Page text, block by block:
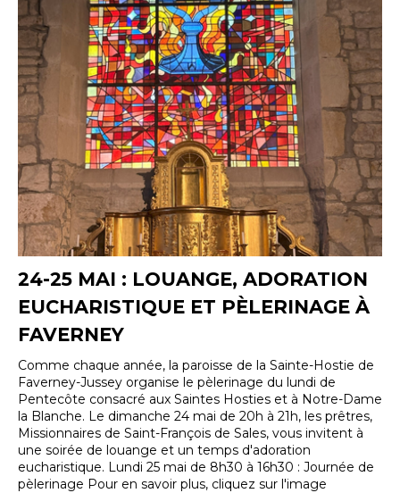
24-25 MAI : LOUANGE, ADORATION
EUCHARISTIQUE ET PÈLERINAGE À
FAVERNEY
Comme chaque année, la paroisse de la Sainte-Hostie de
Faverney-Jussey organise le pèlerinage du lundi de
Pentecôte consacré aux Saintes Hosties et à Notre-Dame
la Blanche. Le dimanche 24 mai de 20h à 21h, les prêtres,
Missionnaires de Saint-François de Sales, vous invitent à
une soirée de louange et un temps d'adoration
eucharistique. Lundi 25 mai de 8h30 à 16h30 : Journée de
pèlerinage Pour en savoir plus, cliquez sur l'image